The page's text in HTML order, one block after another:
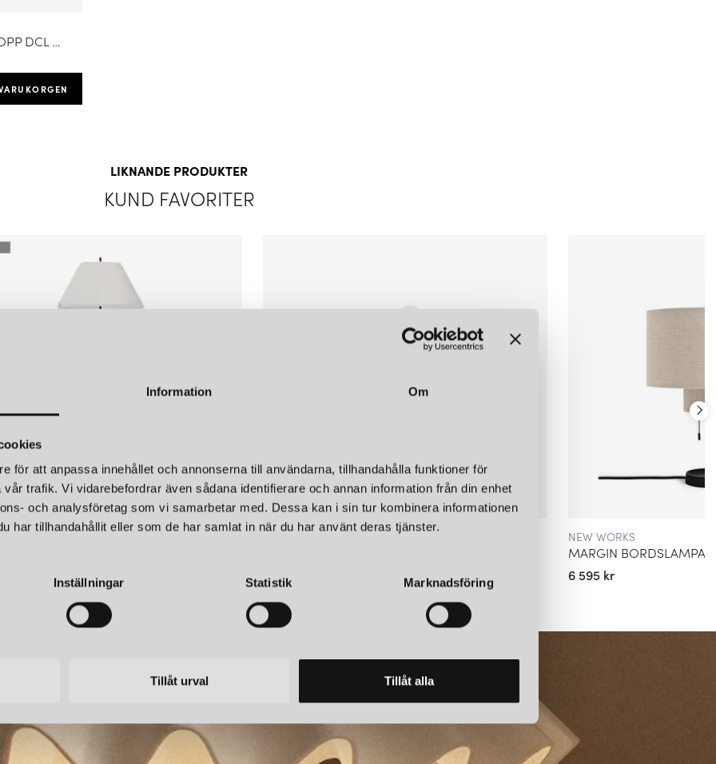
Information Om
för att anpassa innehållet och annonserna till användarna, tillhandahålla funktioner för
trafik. Vi vidarebefordrar även sådana identifierare och annan information från din enhet
och analysföretag som vi samarbetar med. Dessa kan i sin tur kombinera informationen
har tillhandahållit eller som de har samlat in när du har använt deras tjänster.
Inställningar Statistik Marknadsföring
Tillåt urval Tillåt alla
LAMPPROPP DCL MED ARMATURSLADD JORDAD
designers och arkitekter för att skapa innovativa produkter som förenar skandinaviska design
traditioner med modern estetik. Några av de framstående designers som har arbetat med New
Works inkluderar Arde Design Studio, Knut Bendik Humlevik och Kasper Rønn.
är mycket omtyckt med dess moderna tolkning av en klassisk armatur. En annan
tilltalande lampa är den pappersliknande pendelnTense
som för tankarna till ett svävande moln.
En modern konstruktion som representerar ett material som både är hållbart, mjukt och 100 %
Sammantaget är New Works ett designföretag som erbjuder ett brett utbud av högkvalitativa och
väldesignade belysningsprodukter som behagar dem som uppskattar minimalistisk och samtida
LIKNANDE PRODUKTER
KUND FAVORITER
NEW WORKS
3 645 kr
NEW WORKS
MARGIN BORDSLAMPA
6 595 kr